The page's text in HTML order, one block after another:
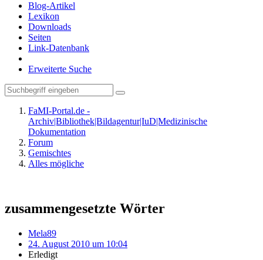
Blog-Artikel
Lexikon
Downloads
Seiten
Link-Datenbank
Erweiterte Suche
FaMI-Portal.de -
Archiv|Bibliothek|Bildagentur|IuD|Medizinische
Dokumentation
Forum
Gemischtes
Alles mögliche
zusammengesetzte Wörter
Mela89
24. August 2010 um 10:04
Erledigt